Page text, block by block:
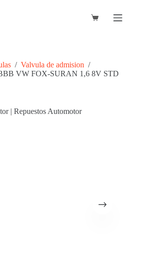
Carro
/ Valvula de admision /
VW FOX-SURAN 1,6 8V STD